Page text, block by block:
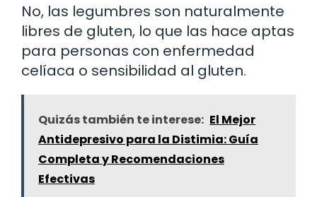
No, las legumbres son naturalmente
libres de gluten, lo que las hace aptas
para personas con enfermedad
celíaca o sensibilidad al gluten.
Quizás también te interese: El Mejor
Antidepresivo para la Distimia: Guía
Completa y Recomendaciones
Efectivas